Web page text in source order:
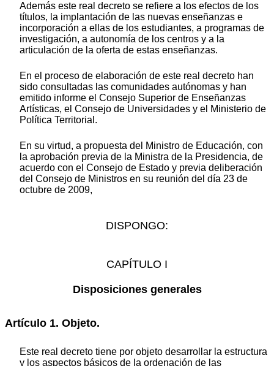
Además este real decreto se refiere a los efectos de los
títulos, la implantación de las nuevas enseñanzas e
incorporación a ellas de los estudiantes, a programas de
investigación, a autonomía de los centros y a la
articulación de la oferta de estas enseñanzas.
En el proceso de elaboración de este real decreto han
sido consultadas las comunidades autónomas y han
emitido informe el Consejo Superior de Enseñanzas
Artísticas, el Consejo de Universidades y el Ministerio de
Política Territorial.
En su virtud, a propuesta del Ministro de Educación, con
la aprobación previa de la Ministra de la Presidencia, de
acuerdo con el Consejo de Estado y previa deliberación
del Consejo de Ministros en su reunión del día 23 de
octubre de 2009,
DISPONGO:
CAPÍTULO I
Disposiciones generales
Artículo 1. Objeto.
Este real decreto tiene por objeto desarrollar la estructura
y los aspectos básicos de la ordenación de las